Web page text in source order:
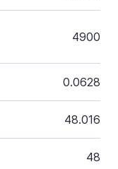
4900
0.0628
48.016
48